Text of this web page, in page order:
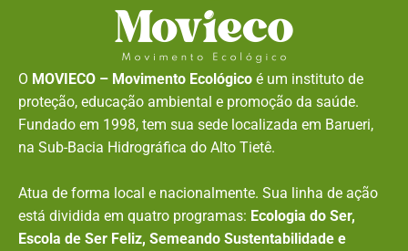
O MOVIECO – Movimento Ecológico é um instituto de
proteção, educação ambiental e promoção da saúde.
Fundado em 1998, tem sua sede localizada em Barueri,
na Sub-Bacia Hidrográfica do Alto Tietê.
Atua de forma local e nacionalmente. Sua linha de ação
está dividida em quatro programas: Ecologia do Ser,
Escola de Ser Feliz, Semeando Sustentabilidade e